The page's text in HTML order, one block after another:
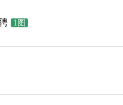
1图